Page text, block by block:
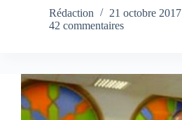
Rédaction
21 octobre 2017
42 commentaires